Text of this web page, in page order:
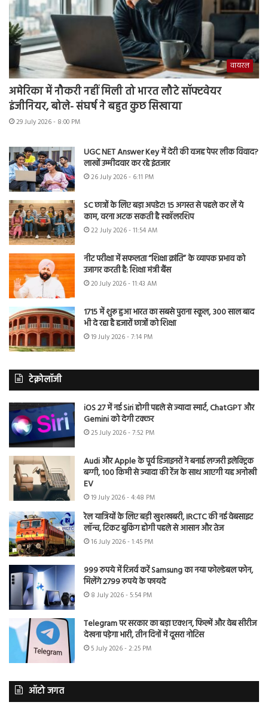
वायरल
अमेरिका में नौकरी नहीं मिली तो भारत लौटे सॉफ्टवेयर
इंजीनियर, बोले- संघर्ष ने बहुत कुछ सिखाया
29 July 2026 - 8:00 PM
UGC NET Answer Key में देरी की वजह पेपर लीक विवाद?
लाखों उम्मीदवार कर रहे इंतजार
26 July 2026 - 6:11 PM
SC छात्रों के लिए बड़ा अपडेट! 15 अगस्त से पहले कर लें ये
काम, वरना अटक सकती है स्कॉलरशिप
22 July 2026 - 11:54 AM
नीट परीक्षा में सफलता “शिक्षा क्रांति” के व्यापक प्रभाव को
उजागर करती है: शिक्षा मंत्री बैंस
20 July 2026 - 11:43 AM
1715 में शुरू हुआ भारत का सबसे पुराना स्कूल, 300 साल बाद
भी दे रहा है हजारों छात्रों को शिक्षा
19 July 2026 - 7:14 PM
टेक्नोलॉजी
iOS 27 में नई Siri होगी पहले से ज्यादा स्मार्ट, ChatGPT और
Gemini को देगी टक्कर
25 July 2026 - 7:52 PM
Audi और Apple के पूर्व डिजाइनरों ने बनाई लग्जरी इलेक्ट्रिक
बग्गी, 100 किमी से ज्यादा की रेंज के साथ आएगी यह अनोखी
EV
19 July 2026 - 4:48 PM
रेल यात्रियों के लिए बड़ी खुशखबरी, IRCTC की नई वेबसाइट
लॉन्च, टिकट बुकिंग होगी पहले से आसान और तेज
16 July 2026 - 1:45 PM
999 रुपये में रिजर्व करें Samsung का नया फोल्डेबल फोन,
मिलेंगे 2799 रुपये के फायदे
8 July 2026 - 5:54 PM
Telegram पर सरकार का बड़ा एक्शन, फिल्में और वेब सीरीज
देखना पड़ेगा भारी, तीन दिनों में दूसरा नोटिस
5 July 2026 - 2:25 PM
ऑटो जगत